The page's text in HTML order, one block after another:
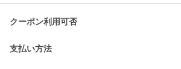
クーポン利用可否
支払い方法